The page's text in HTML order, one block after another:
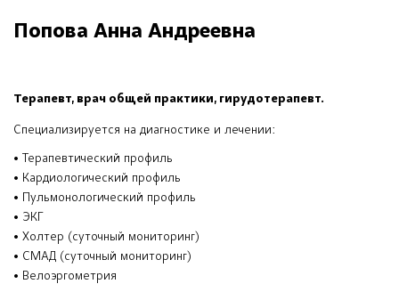
Попова Анна Андреевна
Терапевт, врач общей практики, гирудотерапевт.
Специализируется на диагностике и лечении:
• Терапевтический профиль
• Кардиологический профиль
• Пульмонологический профиль
• ЭКГ
• Холтер (суточный мониторинг)
• СМАД (суточный мониторинг)
• Велоэргометрия